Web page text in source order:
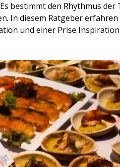
bestimmt den Rhythmus
In diesem Ratgeber erfahren
und einer Prise Inspiration.